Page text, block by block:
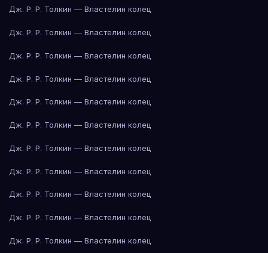
Дж. Р. Р. Толкин — Властелин колец
Дж. Р. Р. Толкин — Властелин колец
Дж. Р. Р. Толкин — Властелин колец
Дж. Р. Р. Толкин — Властелин колец
Дж. Р. Р. Толкин — Властелин колец
Дж. Р. Р. Толкин — Властелин колец
Дж. Р. Р. Толкин — Властелин колец
Дж. Р. Р. Толкин — Властелин колец
Дж. Р. Р. Толкин — Властелин колец
Дж. Р. Р. Толкин — Властелин колец
Дж. Р. Р. Толкин — Властелин колец